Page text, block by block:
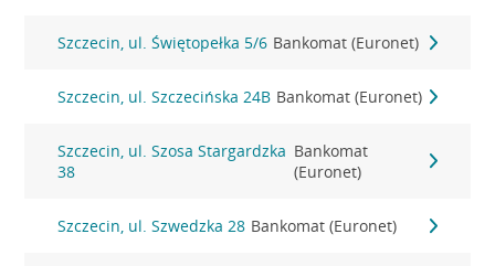
Szczecin, ul. Świętopełka 5/6 Bankomat (Euronet)
Szczecin, ul. Szczecińska 24B Bankomat (Euronet)
Szczecin, ul. Szosa Stargardzka
38
Bankomat
(Euronet)
Szczecin, ul. Szwedzka 28 Bankomat (Euronet)